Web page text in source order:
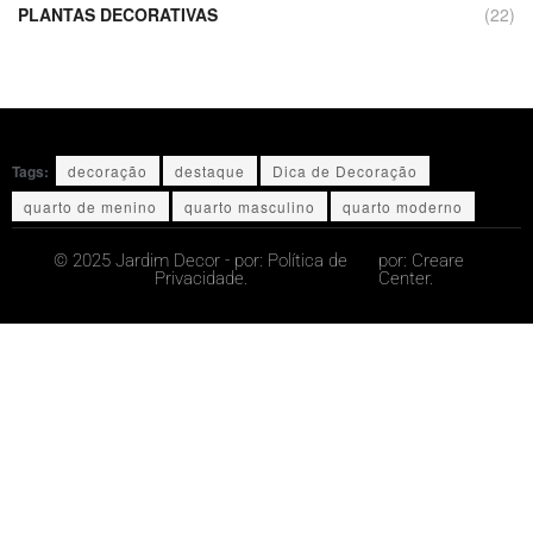
PLANTAS DECORATIVAS
(22)
Tags: decoração destaque
Dica de Decoração
quarto de menino
quarto masculino quarto moderno
© 2025 Jardim Decor - por: Política de
Privacidade.
por: Creare
Center.